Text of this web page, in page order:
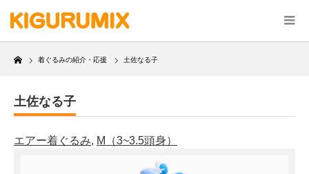
Home
着ぐるみの紹介・応援 土佐なる子
土佐なる子
エアー着ぐるみ, M（3~3.5頭身）